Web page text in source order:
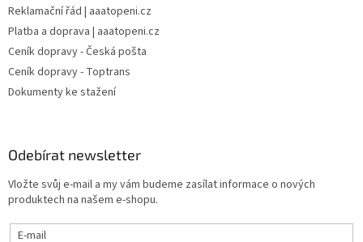
Reklamační řád | aaatopeni.cz
Platba a doprava | aaatopeni.cz
Ceník dopravy - Česká pošta
Ceník dopravy - Toptrans
Dokumenty ke stažení
Odebírat newsletter
Vložte svůj e-mail a my vám budeme zasílat informace o nových
produktech na našem e-shopu.
E-mail